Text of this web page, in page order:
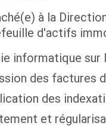
à la
d'actifs
informatique
des factures
des
et